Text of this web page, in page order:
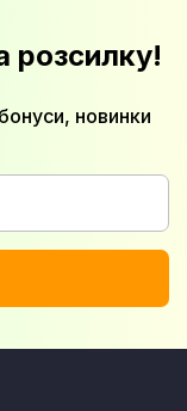
розсилку!
новинки